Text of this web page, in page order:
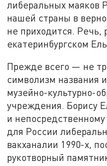
либеральных маяков
нашей страны в
не приходится. Речь,
екатеринбургском
Прежде всего — не
символизм названия
музейно-культурно-
учреждения. Борису
и непосредственному
для России
вакханалии 1990-х,
рукотворный